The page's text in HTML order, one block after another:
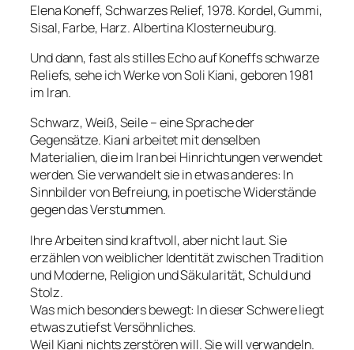
Elena Koneff, Schwarzes Relief, 1978. Kordel, Gummi,
Sisal, Farbe, Harz. Albertina Klosterneuburg.
Und dann, fast als stilles Echo auf Koneffs schwarze
Reliefs, sehe ich Werke von Soli Kiani, geboren 1981
im Iran.
Schwarz, Weiß, Seile – eine Sprache der
Gegensätze. Kiani arbeitet mit denselben
Materialien, die im Iran bei Hinrichtungen verwendet
werden. Sie verwandelt sie in etwas anderes: In
Sinnbilder von Befreiung, in poetische Widerstände
gegen das Verstummen.
Ihre Arbeiten sind kraftvoll, aber nicht laut. Sie
erzählen von weiblicher Identität zwischen Tradition
und Moderne, Religion und Säkularität, Schuld und
Stolz.
Was mich besonders bewegt: In dieser Schwere liegt
etwas zutiefst Versöhnliches.
Weil Kiani nichts zerstören will. Sie will verwandeln.